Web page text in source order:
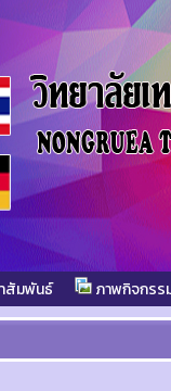
สัมพันธ์ ภาพกิจกรร